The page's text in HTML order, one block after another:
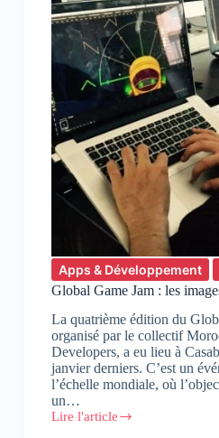
Apps & Développement
Global Game Jam : les
La quatrième édition du
organisé par le collectif
Developers, a eu lieu à
janvier derniers. C’est un
l’échelle mondiale, où
un…
Lire l'article
Global